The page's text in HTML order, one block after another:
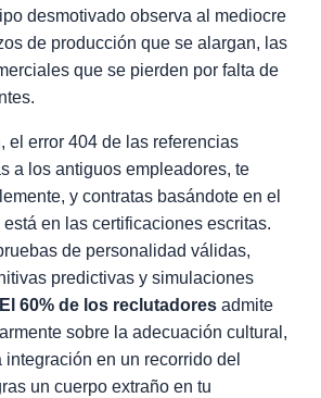
desmotivado observa al mediocre
de producción que se alargan, las
que se pierden por falta de
el error 404 de las referencias
a los antiguos empleadores, te
y contratas basándote en el
en las certificaciones escritas.
de personalidad válidas,
predictivas y simulaciones
El 60% de los reclutadores admite
sobre la adecuación cultural,
integración en un recorrido del
un cuerpo extraño en tu